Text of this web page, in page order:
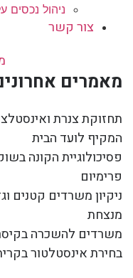
ניהול נכסים
צור קשר
מאמרים
תחזוקת צנרת
המקיף לועד הבית
פסיכולוגיית הקונה
פרימיום
ניקיון משרדים קטנים
מנצחת
משרדים להשכרה
בחירת אינסטלטור בקרית גת: 6 דברים שלא